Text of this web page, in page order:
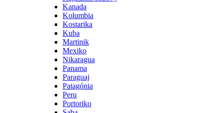
Kanada
Kolumbia
Kostarika
Kuba
Martinik
Mexiko
Nikaragua
Panama
Paraguaj
Patagónia
Peru
Portoriko